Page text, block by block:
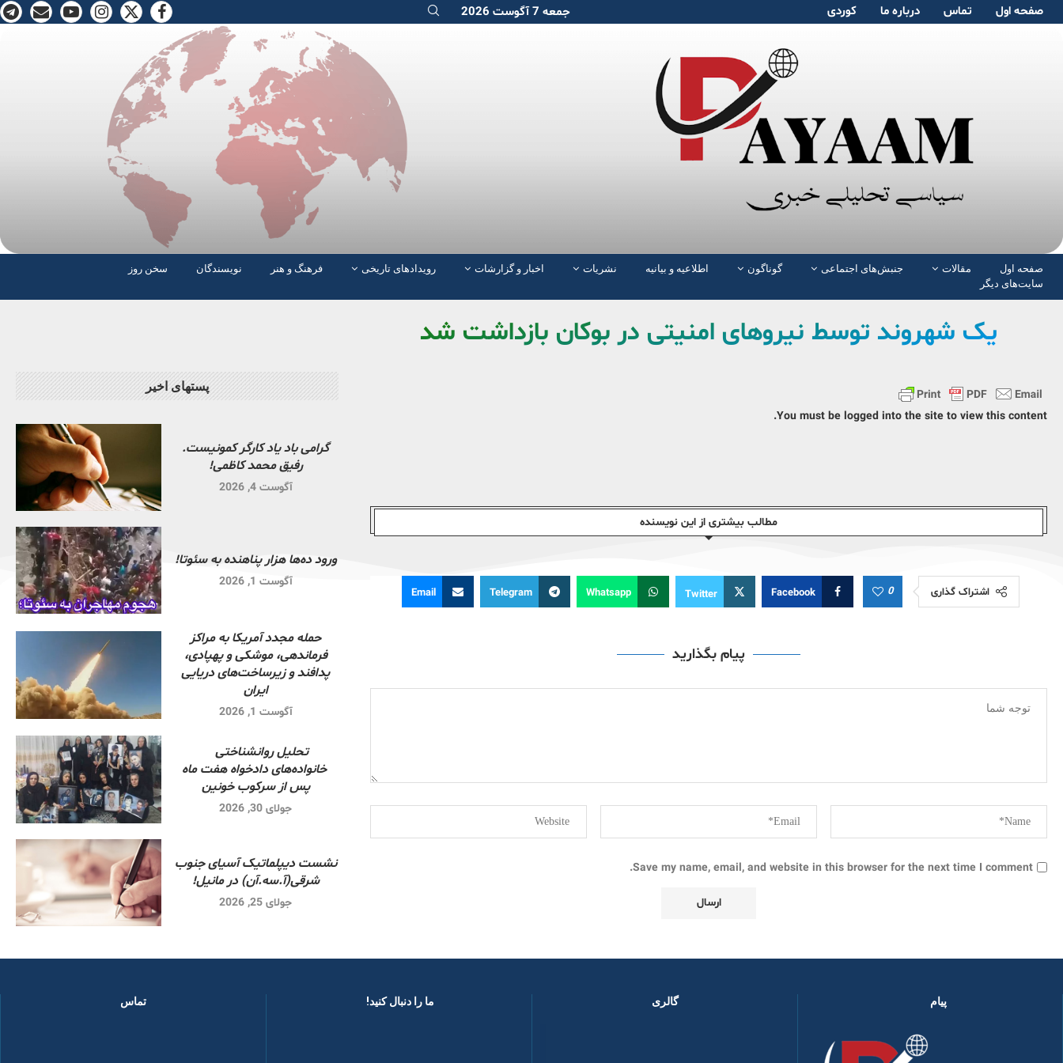
صفحە اول تماس دربارە ما کوردی جمعه 7 آگوست 2026
صفحە اول مقالات جنبش‌های اجتماعی گوناگون اطلاعیه و بیانیه نشریات اخبار و گزارشات رویدادهای تاریخی فرهنگ و هنر نویسندگان
سخن روز
سایت‌های دیگر
یک شهروند توسط نیروهای امنیتی در بوکان بازداشت شد
You must be logged into the site to view this content.
مطالب بیشتری از این نویسندە
اشتراک گذاری 0
Facebook
Twitter
Whatsapp
Telegram
Email
پیام بگذارید
Save my name, email, and website in this browser for the next time I comment.
پستهای اخیر
گرامی باد یاد کارگر کمونیست.
رفیق محمد کاظمی!
آگوست 4, 2026
ورود ده‌ها هزار پناهنده به سئوتا!
آگوست 1, 2026
حمله مجدد آمریکا به مراکز
فرماندهی، موشکی و پهپادی،
پدافند و زیرساخت‌های دریایی
ایران
آگوست 1, 2026
تحلیل روانشناختی
خانواده‌های دادخواه هفت ماه
پس از سرکوب خونین
جولای 30, 2026
نشست دیپلماتیک آسیای جنوب
شرقی‌(آ.سه.آن) در مانیل!
جولای 25, 2026
پیام گالری ما را دنبال کنید! ​ تماس